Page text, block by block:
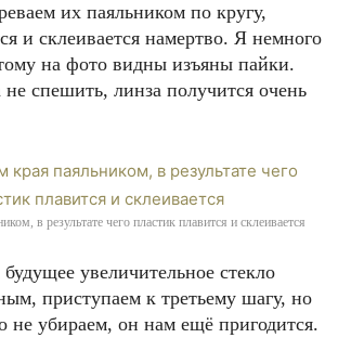
их паяльником по кругу,
и склеивается намертво. Я немного
на фото видны изъяны пайки.
спешить, линза получится очень
в результате чего пластик плавится и склеивается
увеличительное стекло
приступаем к третьему шагу, но
не убираем, он нам ещё пригодится.